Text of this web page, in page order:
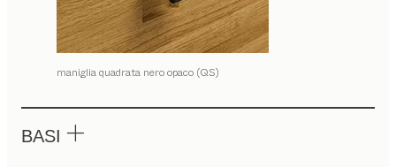
maniglia quadrata nero opaco (QS)
BASI